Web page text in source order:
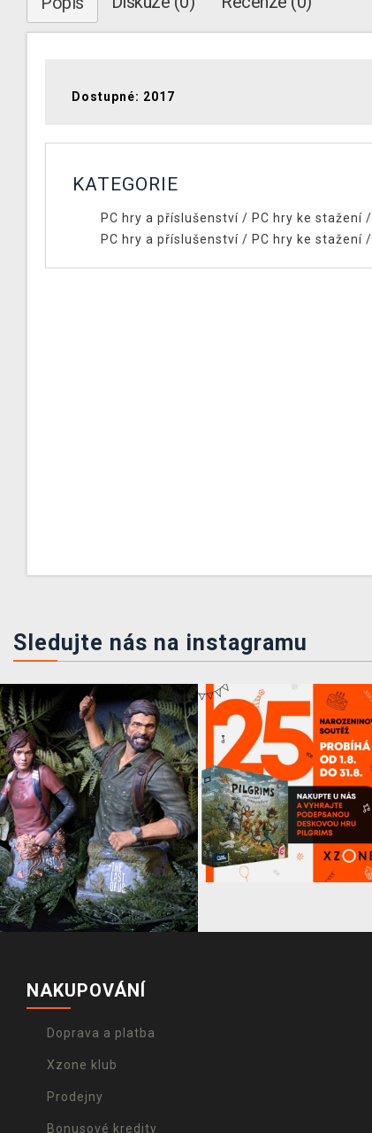
Dostupné: 2017
KATEGORIE
PC hry a příslušenství/ PC hry ke stažení/
PC hry a příslušenství/ PC hry ke stažení/
Sledujte nás na instagramu
NAKUPOVÁNÍ
Doprava a platba
Xzone klub
Prodejny
Bonusové kredity